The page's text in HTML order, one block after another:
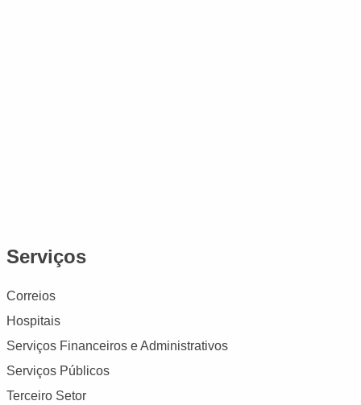
Serviços
Correios
Hospitais
Serviços Financeiros e Administrativos
Serviços Públicos
Terceiro Setor